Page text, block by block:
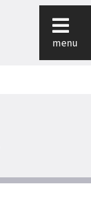
menu